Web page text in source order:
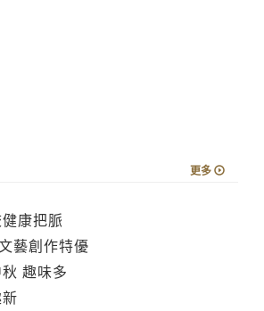
更多
康把脈
藝創作特優
趣味多